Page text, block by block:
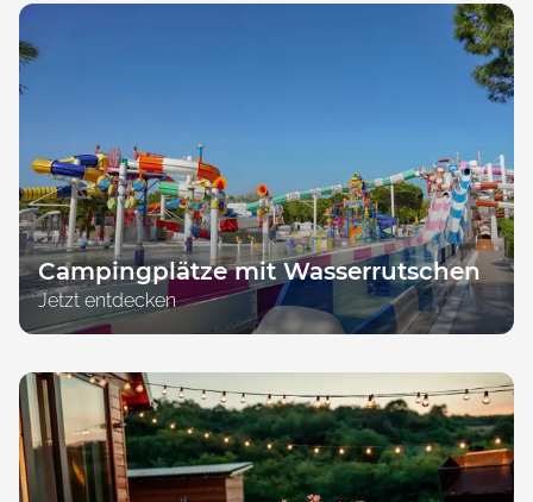
Campingplätze mit Wasserrutschen
Jetzt entdecken